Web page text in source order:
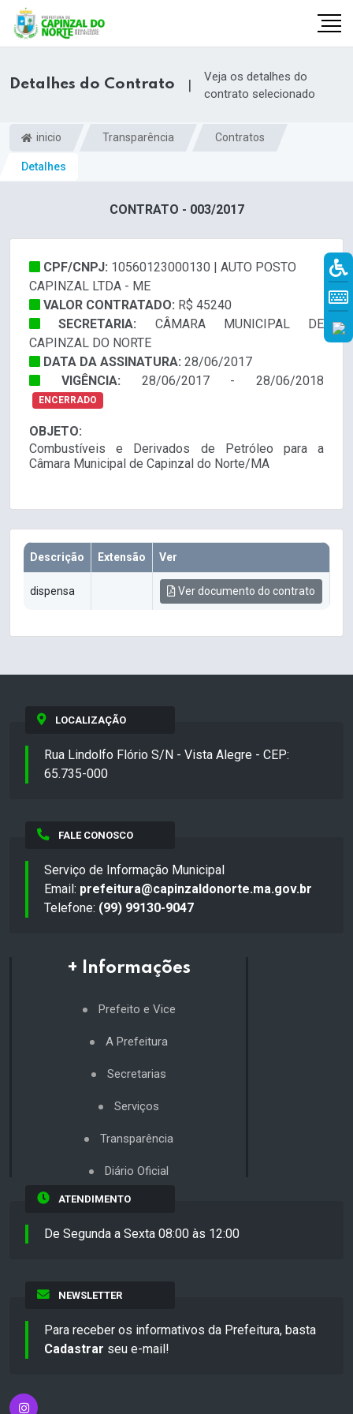
Detalhes do Contrato |
Veja os detalhes do
contrato selecionado
inicio Transparência Contratos
Detalhes
CONTRATO - 003/2017
CPF/CNPJ: 10560123000130 | AUTO POSTO
CAPINZAL LTDA - ME
VALOR CONTRATADO: R$ 45240
SECRETARIA: CÂMARA MUNICIPAL DE
CAPINZAL DO NORTE
DATA DA ASSINATURA: 28/06/2017
VIGÊNCIA: 28/06/2017 - 28/06/2018
ENCERRADO
OBJETO:
Combustíveis e Derivados de Petróleo para a
Câmara Municipal de Capinzal do Norte/MA
Descrição Extensão Ver
dispensa Ver documento do contrato
LOCALIZAÇÃO
Rua Lindolfo Flório S/N - Vista Alegre - CEP:
65.735-000
FALE CONOSCO
Serviço de Informação Municipal
Email: prefeitura@capinzaldonorte.ma.gov.br
Telefone: (99) 99130-9047
+ Informações
Prefeito e Vice
A Prefeitura
Secretarias
Serviços
Transparência
Diário Oficial
ATENDIMENTO
De Segunda a Sexta 08:00 às 12:00
NEWSLETTER
Para receber os informativos da Prefeitura, basta
Cadastrar seu e-mail!